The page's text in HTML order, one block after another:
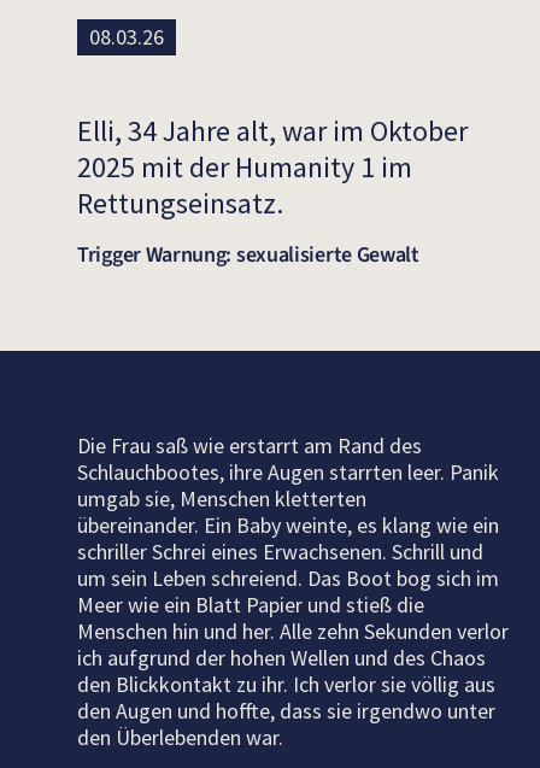
08.03.26
Elli,34 Jahre alt, warim Oktober
2025 mit der Humanity 1 im
Rettungseinsatz.
Trigger Warnung: sexualisierte Gewalt
Die Frau saß wie erstarrt am Rand des
Schlauchbootes, ihre Augen starrten leer. Panik
umgab sie, Menschen kletterten
übereinander. Ein Baby weinte, es klang wie ein
schriller Schrei eines Erwachsenen. Schrill und
um sein Leben schreiend. Das Boot bog sich im
Meer wie ein Blatt Papier und stieß die
Menschen hin und her. Alle zehn Sekunden verlor
ich aufgrund der hohen Wellen und des Chaos
den Blickkontakt zu ihr. Ich verlor sie völlig aus
den Augen und hoffte, dass sie irgendwo unter
den Überlebenden war.